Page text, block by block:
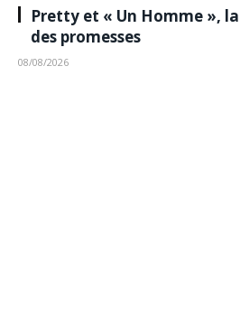
Pretty et « Un Homme »,
des promesses
08/08/2026